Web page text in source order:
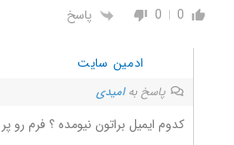
0
0 پاسخ
ادمین سایت
پاسخ بهامیدی
کدوم ایمیل براتون نیومده ؟ فرم رو